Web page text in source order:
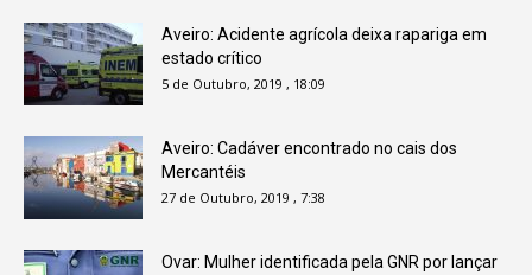
Aveiro: Acidente agrícola deixa rapariga em
estado crítico
5 de Outubro, 2019 , 18:09
Aveiro: Cadáver encontrado no cais dos
Mercantéis
27 de Outubro, 2019 , 7:38
Ovar: Mulher identificada pela GNR por lançar